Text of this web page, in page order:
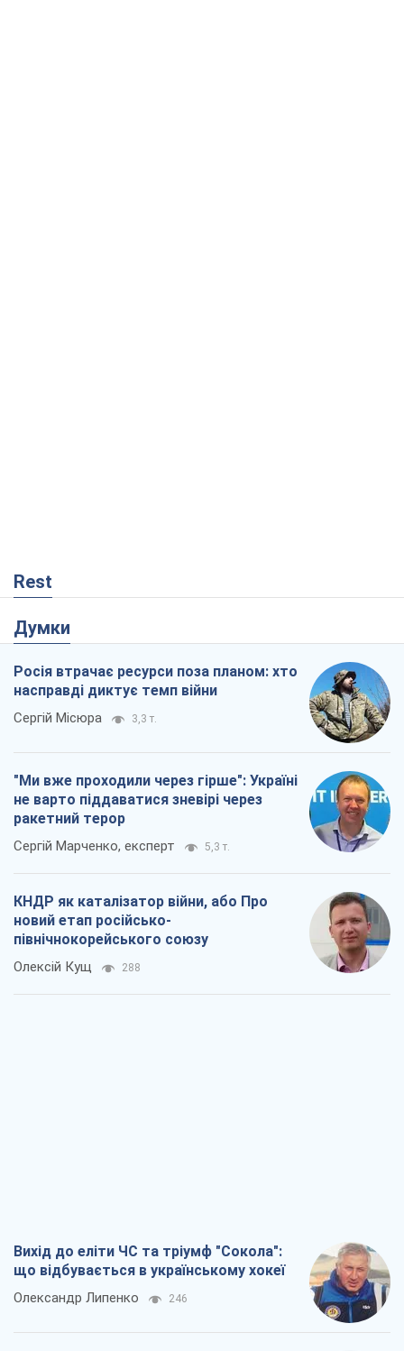
Rest
Думки
Росія втрачає ресурси поза планом: хто
насправді диктує темп війни
Сергій Місюра 3,3 т.
"Ми вже проходили через гірше": Україні
не варто піддаватися зневірі через
ракетний терор
Сергій Марченко, експерт 5,3 т.
КНДР як каталізатор війни, або Про
новий етап російсько-
північнокорейського союзу
Олексій Кущ 288
Вихід до еліти ЧС та тріумф "Сокола":
що відбувається в українському хокеї
Олександр Липенко 246